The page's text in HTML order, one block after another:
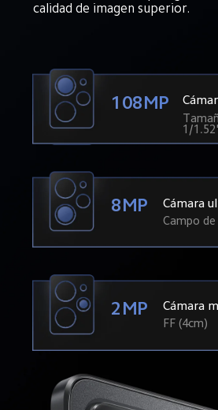
calidad de imagen superior.
108MP
1/
8MP Cámara
Campo de
2MP Cámara
FF (4cm)